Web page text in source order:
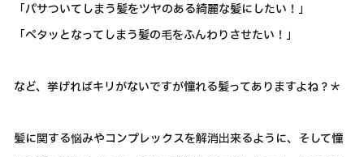
「パサついてしまう髪をツヤのある綺麗な髪にしたい！」
「ペタッとなってしまう髪の毛をふんわりさせたい！」
など、挙げればキリがないですが憧れる髪ってありますよね？＊
髪に関する悩みやコンプレックスを解消出来るように、そして憧